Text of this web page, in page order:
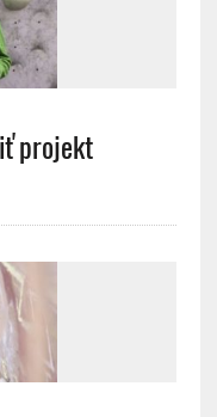
projekt